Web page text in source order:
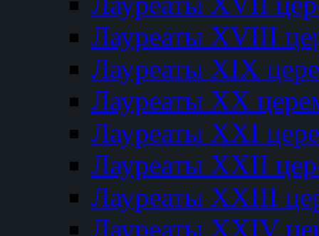
Лауреаты XVIII
Лауреаты XIX
Лауреаты XX
Лауреаты XXI
Лауреаты XXII
Лауреаты XXIII
Лауреаты XXIV